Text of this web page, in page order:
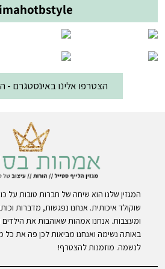
הצטרפו אלינו באינסטגרם -
המגזין שלנו הוא שיחה של חברות טובות על
שוקולד איכותית. אנחנו נפגשות, מדברות
ומעצבות. אנחנו אמהות שאוהבות את הילדים
באותה נשימה ואנחנו מביאות לכן פה את כל
לנשמה. מוזמנות להצטרף!